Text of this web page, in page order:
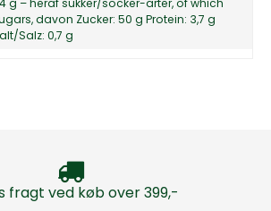
davon Zucker: 50 g Protein: 3,7 g
Salz: 0,7 g
fragt ved køb over 399,-